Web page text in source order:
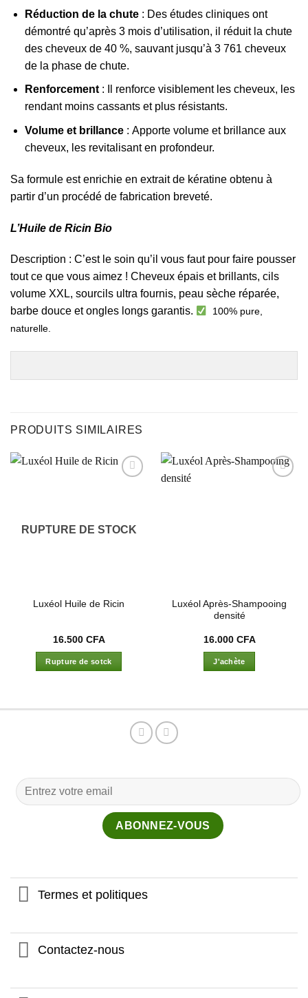
Réduction de la chute: Des études cliniques ont
démontré qu’après 3 mois d’utilisation, il réduit la chute
des cheveux de 40 %, sauvant jusqu’à 3 761 cheveux
de la phase de chute.
Renforcement:
Il renforce visiblement les cheveux, les
rendant moins cassants et plus résistants.
Volume et brillance: Apporte volume et brillance aux
cheveux, les revitalisant en profondeur.
Sa formule est enrichie en extrait de kératine obtenu à
partir d’un procédé de fabrication breveté.
L’Huile de Ricin Bio
Description : C’est le soin qu’il vous faut pour faire pousser
tout ce que vous aimez ! Cheveux épais et brillants, cils
volume XXL, sourcils ultra fournis, peau sèche réparée,
barbe douce et ongles longs garantis.
100% pure,
naturelle.
PRODUITS SIMILAIRES
RUPTURE DE STOCK
Luxéol Huile de Ricin
16.500 CFA
Rupture de sotck
Luxéol Après-Shampooing
densité
16.000 CFA
J'achète
Termes et politiques
Contactez-nous